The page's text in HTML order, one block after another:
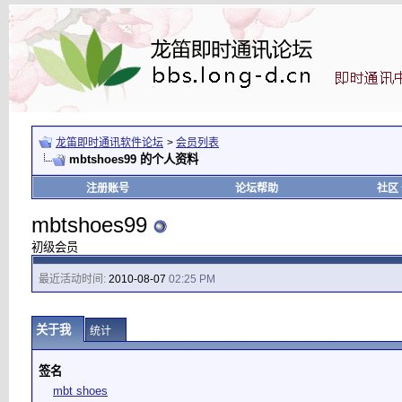
龙笛即时通讯软件论坛 > 会员列表
mbtshoes99 的个人资料
注册账号 论坛帮助 社区
mbtshoes99
初级会员
最近活动时间: 2010-08-07 02:25 PM
关于我 统计
签名
mbt shoes